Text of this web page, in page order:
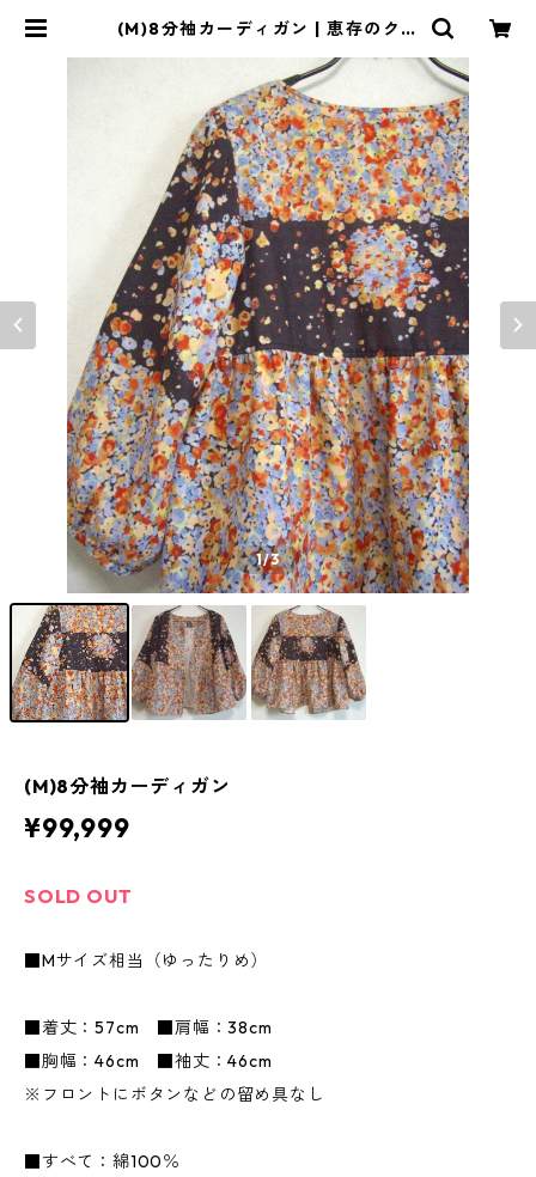
(M)8分袖カーディガン | 恵存のクロ
1/3
(M)8分袖カーディガン
¥99,999
SOLD OUT
■Mサイズ相当（ゆったりめ）
■着丈：57cm ■肩幅：38cm
■胸幅：46cm ■袖丈：46cm
※フロントにボタンなどの留め具なし
■すべて：綿100％